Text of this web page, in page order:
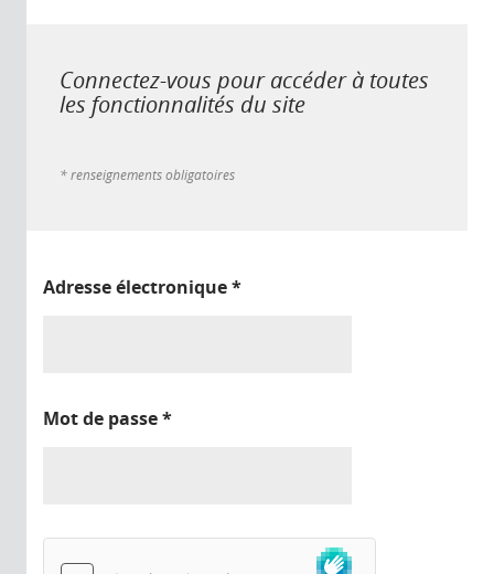
Connectez-vous pour accéder à toutes
les fonctionnalités du site
* renseignements obligatoires
Adresse électronique*
Mot de passe*